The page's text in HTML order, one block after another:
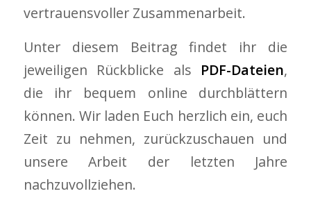
vertrauensvoller Zusammenarbeit.
Unter diesem Beitrag findet ihr die
jeweiligen Rückblicke als PDF-Dateien,
die ihr bequem online durchblättern
können. Wir laden Euch herzlich ein, euch
Zeit zu nehmen, zurückzuschauen und
unsere Arbeit der letzten Jahre
nachzuvollziehen.